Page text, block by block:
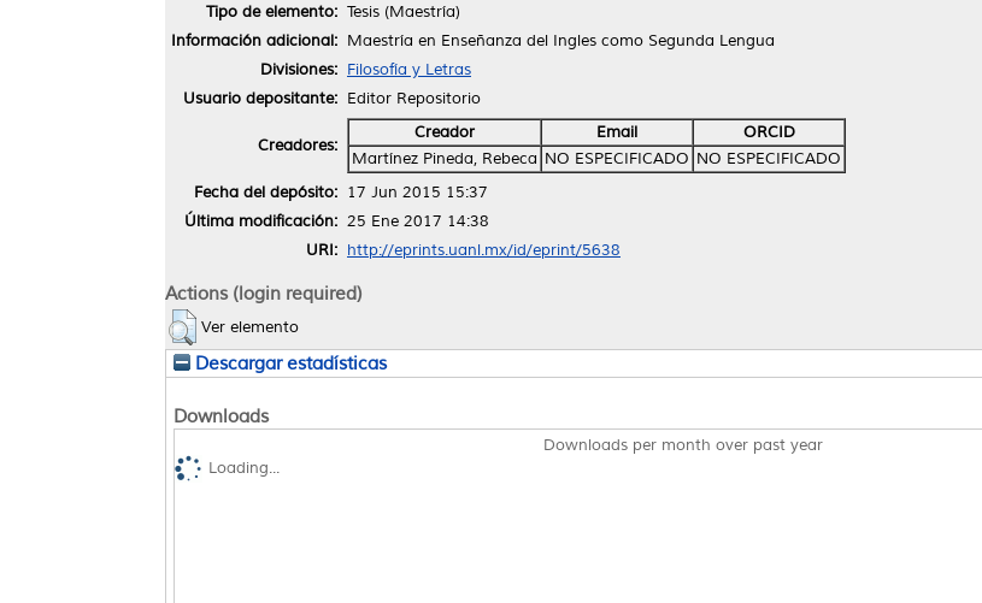
Tipo de elemento: Tesis (Maestría)
Información adicional: Maestría en Enseñanza del Ingles como Segunda Lengua
Divisiones: Filosofía y Letras
Usuario depositante: Editor Repositorio
Creadores:
Creador Email
ORCID
Martínez Pineda, Rebeca NO ESPECIFICADO NO ESPECIFICADO
Fecha del depósito: 17 Jun 2015 15:37
Última modificación: 25 Ene 2017 14:38
URI: http://eprints.uanl.mx/id/eprint/5638
Actions (login required)
Ver elemento
Descargar estadísticas
Downloads
Downloads per month over past year
Loading...